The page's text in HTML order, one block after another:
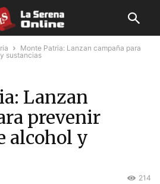
Monte Patria: Lanzan campaña para
sustancias
Lanzan
prevenir
alcohol y
214